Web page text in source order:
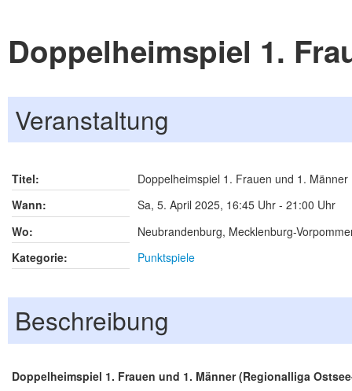
Doppelheimspiel 1.
Veranstaltung
Titel:
Doppelheimspiel 1. Frauen und 1. Männer
Wann:
Sa, 5. April 2025, 16:45 Uhr - 21:00 Uhr
Wo:
Neubrandenburg, Mecklenburg-
Kategorie:
Punktspiele
Beschreibung
Doppelheimspiel 1. Frauen und 1. Männer (Regionalliga